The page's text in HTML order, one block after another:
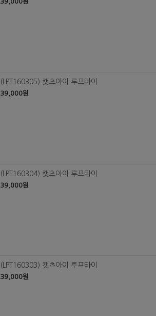
(LPT160305) 캣츠아이 루프타이
39,000원
(LPT160304) 캣츠아이 루프타이
39,000원
(LPT160303) 캣츠아이 루프타이
39,000원